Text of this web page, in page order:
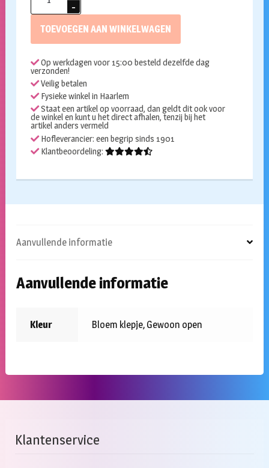
peaky
TOEVOEGEN AAN WINKELWAGEN
Op werkdagen voor 15:00 besteld dezelfde dag
verzonden!
Veilig betalen
Fysieke winkel in Haarlem
Staat een artikel op voorraad, dan geldt dit ook voor
de winkel en kunt u het direct afhalen, tenzij bij het
artikel anders vermeld
Hofleverancier: een begrip sinds 1901
Klantbeoordeling:
Aanvullende informatie
Aanvullende informatie
Kleur Bloem klepje, Gewoon open
Klantenservice